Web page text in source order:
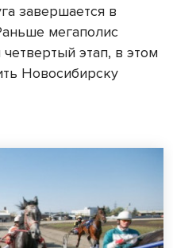
завершается в
мегаполис
этап, в этом
Новосибирску